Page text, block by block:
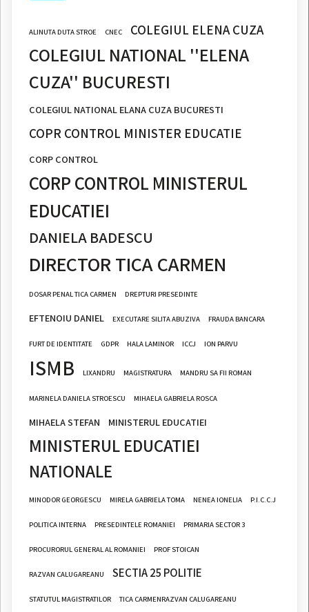
ALINUTA DUTA STROE CNEC COLEGIUL ELENA CUZA
COLEGIUL NATIONAL ''ELENA
CUZA'' BUCURESTI
COLEGIUL NATIONAL ELANA CUZA BUCURESTI
COPR CONTROL MINISTER EDUCATIE
CORP CONTROL
CORP CONTROL MINISTERUL
EDUCATIEI
DANIELA BADESCU
DIRECTOR TICA CARMEN
DOSAR PENAL TICA CARMEN DREPTURI PRESEDINTE
EFTENOIU DANIEL EXECUTARE SILITA ABUZIVA FRAUDA BANCARA
FURT DE IDENTITATE GDPR HALA LAMINOR ICCJ ION PARVU
ISMB LIXANDRU MAGISTRATURA MANDRU SA FII ROMAN
MARINELA DANIELA STROESCU MIHAELA GABRIELA ROSCA
MIHAELA STEFAN MINISTERUL EDUCATIEI
MINISTERUL EDUCATIEI
NATIONALE
MINODOR GEORGESCU MIRELA GABRIELA TOMA NENEA IONELIA P.I.C.C.J
POLITICA INTERNA PRESEDINTELE ROMANIEI PRIMARIA SECTOR 3
PROCURORUL GENERAL AL ROMANIEI PROF STOICAN
RAZVAN CALUGAREANU SECTIA 25 POLITIE
STATUTUL MAGISTRATILOR TICA CARMENRAZVAN CALUGAREANU